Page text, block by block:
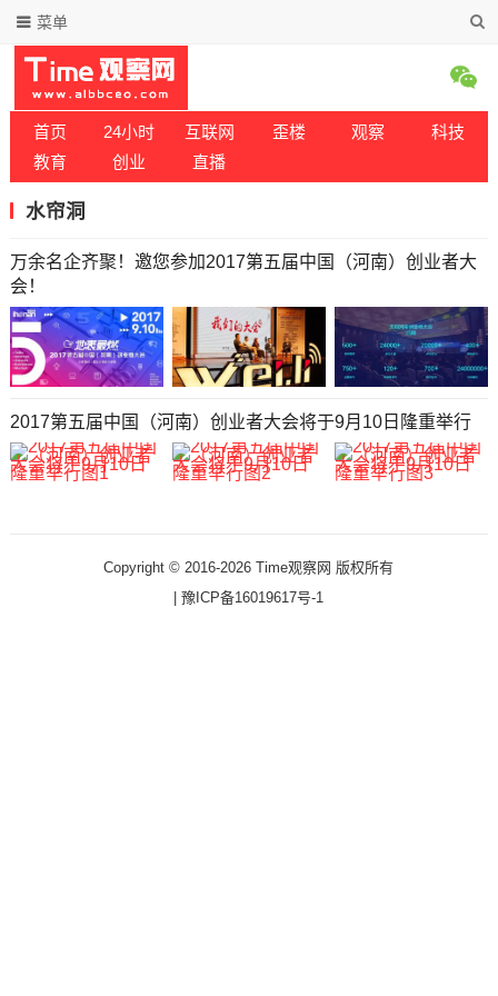
菜单
首页 24小时 互联网 歪楼 观察
科技
教育
创业 直播
水帘洞
万余名企齐聚！邀您参加2017第五届中国（河南）创业者大
会！
2017第五届中国（河南）创业者大会将于9月10日隆重举行
Copyright © 2016-2026 Time观察网 版权所有
|豫ICP备16019617号-1